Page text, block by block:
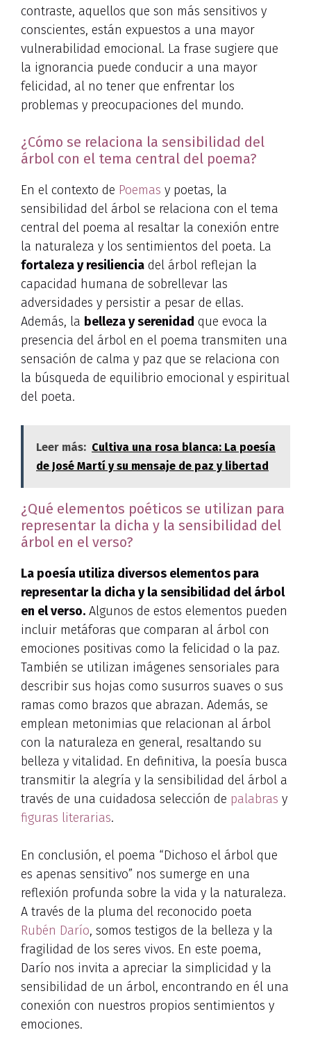
contraste, aquellos que son más sensitivos y
conscientes, están expuestos a una mayor
vulnerabilidad emocional. La frase sugiere que
la ignorancia puede conducir a una mayor
felicidad, al no tener que enfrentar los
problemas y preocupaciones del mundo.
¿Cómo se relaciona la sensibilidad del
árbol con el tema central del poema?
En el contexto de Poemas y poetas, la
sensibilidad del árbol se relaciona con el tema
central del poema al resaltar la conexión entre
la naturaleza y los sentimientos del poeta. La
fortaleza y resiliencia del árbol reflejan la
capacidad humana de sobrellevar las
adversidades y persistir a pesar de ellas.
Además, la belleza y serenidad que evoca la
presencia del árbol en el poema transmiten una
sensación de calma y paz que se relaciona con
la búsqueda de equilibrio emocional y espiritual
del poeta.
Leer más: Cultiva una rosa blanca: La poesía
de José Martí y su mensaje de paz y libertad
¿Qué elementos poéticos se utilizan para
representar la dicha y la sensibilidad del
árbol en el verso?
La poesía utiliza diversos elementos para
representar la dicha y la sensibilidad del árbol
en el verso. Algunos de estos elementos pueden
incluir metáforas que comparan al árbol con
emociones positivas como la felicidad o la paz.
También se utilizan imágenes sensoriales para
describir sus hojas como susurros suaves o sus
ramas como brazos que abrazan. Además, se
emplean metonimias que relacionan al árbol
con la naturaleza en general, resaltando su
belleza y vitalidad. En definitiva, la poesía busca
transmitir la alegría y la sensibilidad del árbol a
través de una cuidadosa selección de palabras y
figuras literarias.
En conclusión, el poema “Dichoso el árbol que
es apenas sensitivo” nos sumerge en una
reflexión profunda sobre la vida y la naturaleza.
A través de la pluma del reconocido poeta
Rubén Darío, somos testigos de la belleza y la
fragilidad de los seres vivos. En este poema,
Darío nos invita a apreciar la simplicidad y la
sensibilidad de un árbol, encontrando en él una
conexión con nuestros propios sentimientos y
emociones.